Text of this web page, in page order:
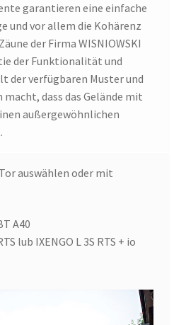
garantieren eine einfache
und vor allem die Kohärenz
der Firma WISNIOWSKI
der Funktionalität und
der verfügbaren Muster und
dass das Gelände mit
außergewöhnlichen
auswählen oder mit
A40
lub IXENGO L 3S RTS + io